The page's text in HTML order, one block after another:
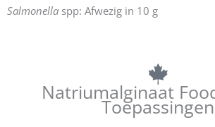
Salmonella spp: Afwezig in 10 g
Natriumalginaat
Toepassingen